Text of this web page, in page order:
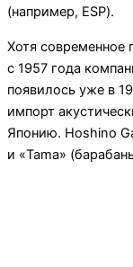
(например, ESP).
Хотя современное
с 1957 года
появилось уже в
импорт
Японию. Hoshino
и «Tama»